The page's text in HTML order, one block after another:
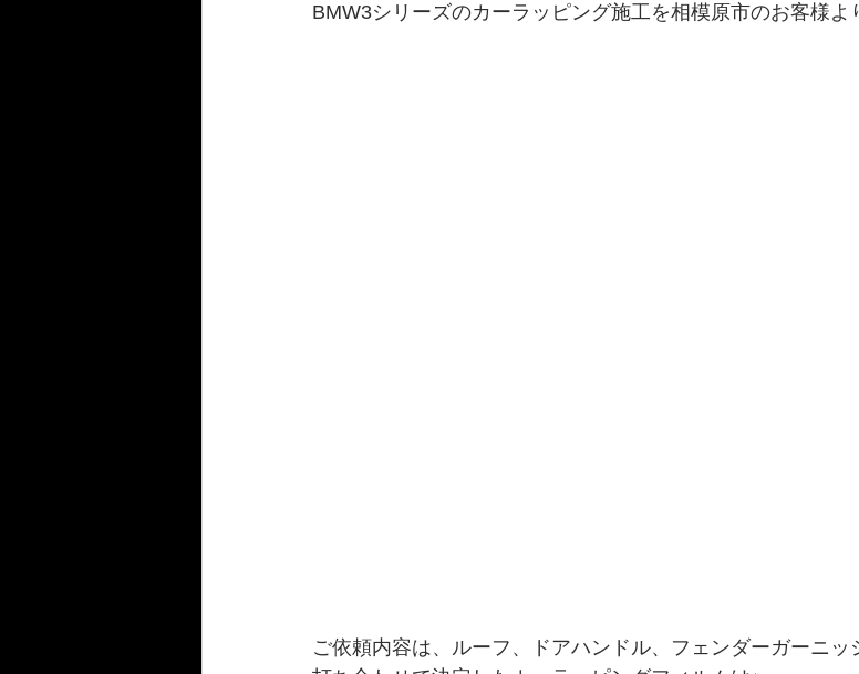
BMW3シリーズのカーラッピング施工を相模原市のお客様よ
ご依頼内容は、 ルーフ、ドアハンドル、フェンダーガーニッ